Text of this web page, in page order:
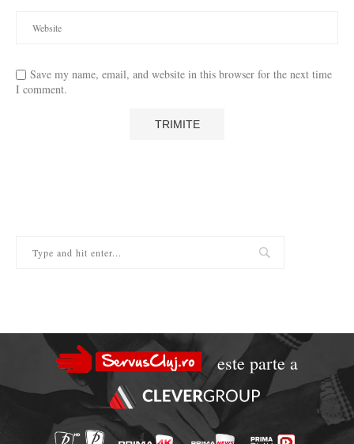
Save my name, email, and website in this browser for the next time
I comment.
este parte a